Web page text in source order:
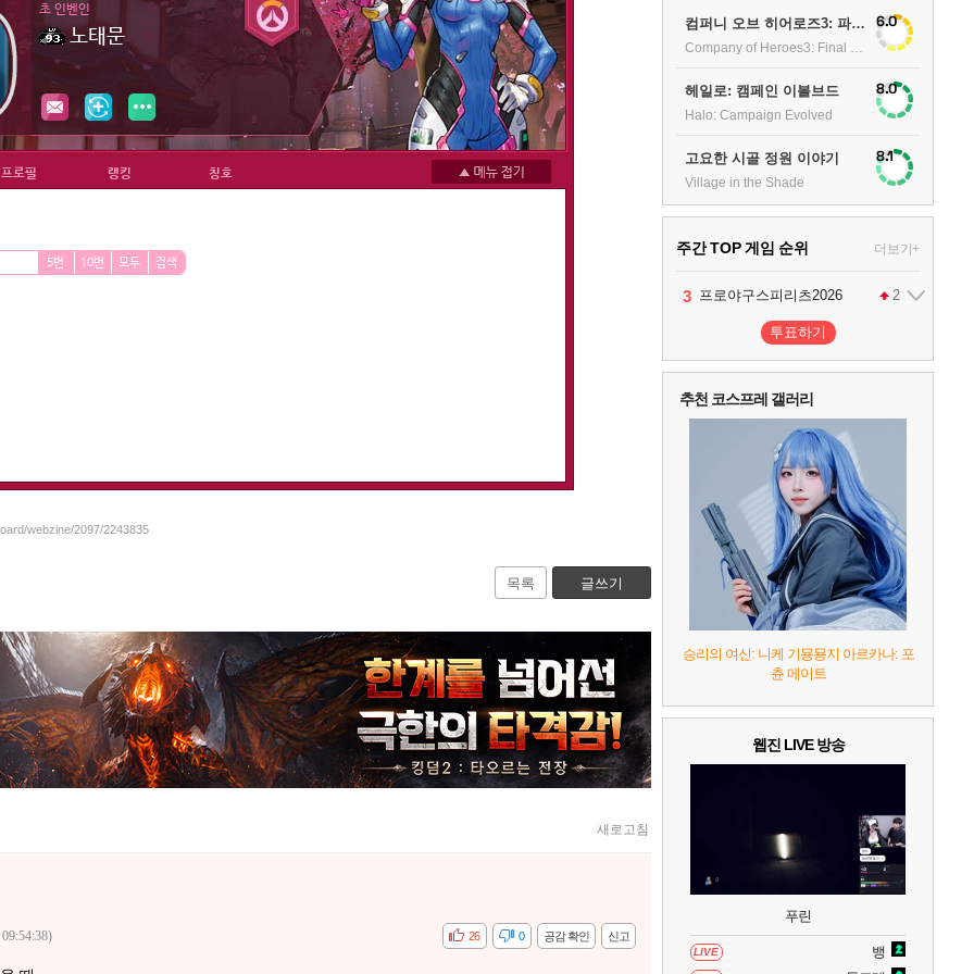
초 인벤인
노태문
프로필 랭킹 칭호
5번 10번 모두 검색
webzine/2097/2243835
목록 글쓰기
새로고침
신고
공감 확인
비공감 0
26
컴퍼니 오브 히어로즈3: 파이널 스탠드 6.0
헤일로: 캠페인 이볼브드
Halo: Campaign Evolved
8.0
고요한 시골 정원 이야기
Village in the Shade
8.1
주간 TOP 게임 순위 더보기+
1 팰월드
2 1
3 프로야구스피리츠2026 2
4 드래곤소드 : 어웨이크닝 2
5 블라인드 삼국 1
리듬 천국 미라클 스타즈
헤일로: 캠페인 이볼브드 2
캡틴 츠바사 2 월드 파이터즈
투표하기
추천 코스프레 갤러리
승리의 여신: 니케 기묭묭지 아르카나: 포
츈 메이트
웹진 LIVE 방송
푸린
LIVE 뱅